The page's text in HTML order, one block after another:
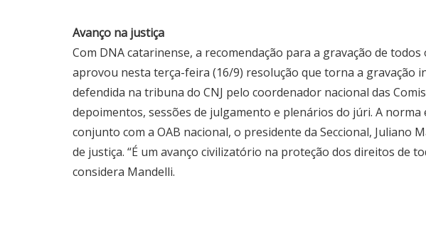
Avanço na justiça
Com DNA catarinense, a recomendação para a gravação de
aprovou nesta terça-feira (16/9) resolução que torna a
defendida na tribuna do CNJ pelo coordenador nacional das
depoimentos, sessões de julgamento e plenários do júri. A norma
conjunto com a OAB nacional, o presidente da Seccional, Juliano
de justiça. “É um avanço civilizatório na proteção dos direitos de
considera Mandelli.